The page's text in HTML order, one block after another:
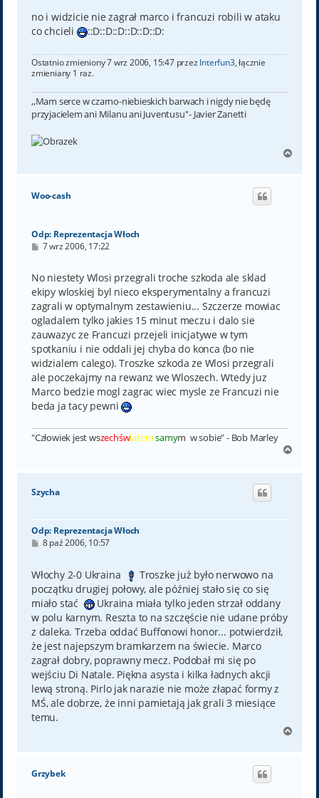
t
no i widzicie nie zagrał marco i francuzi robili w ataku
co chcieli
::D::D::D::D::D::D:
Ostatnio zmieniony 7 wrz 2006, 15:47 przez Interfun3, łącznie
zmieniany 1 raz.
,,Mam serce w czarno-niebieskich barwach i nigdy nie będę
przyjacielem ani Milanu ani Juventusu''- Javier Zanetti
g
Woo-cash
Odp: Reprezentacja Włoch
P
t
7 wrz 2006, 17:22
No niestety Wlosi przegrali troche szkoda ale sklad
ekipy wloskiej byl nieco eksperymentalny a francuzi
zagrali w optymalnym zestawieniu... Szczerze mowiac
ogladalem tylko jakies 15 minut meczu i dalo sie
zauwazyc ze Francuzi przejeli inicjatywe w tym
spotkaniu i nie oddali jej chyba do konca (bo nie
widzialem calego). Troszke szkoda ze Wlosi przegrali
ale poczekajmy na rewanz we Wloszech. Wtedy juz
Marco bedzie mogl zagrac wiec mysle ze Francuzi nie
beda ja tacy pewni
"Człowiek jest wszechświatemsamym w sobie" - Bob Marley
g
Szycha
Odp: Reprezentacja Włoch
P
t
8 paź 2006, 10:57
Włochy 2-0 Ukraina
Troszke już było nerwowo na
początku drugiej połowy, ale później stało się co się
miało stać
Ukraina miała tylko jeden strzał oddany
w polu karnym. Reszta to na szczęście nie udane próby
z daleka. Trzeba oddać Buffonowi honor... potwierdził,
że jest najepszym bramkarzem na świecie. Marco
zagrał dobry, poprawny mecz. Podobał mi się po
wejściu Di Natale. Piękna asysta i kilka ładnych akcji
lewą stroną. Pirlo jak narazie nie może złapać formy z
MŚ, ale dobrze, że inni pamietają jak grali 3 miesiące
temu.
g
Grzybek